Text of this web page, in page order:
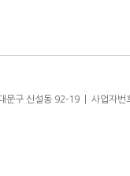
대문구 신설동 92-19 | 사